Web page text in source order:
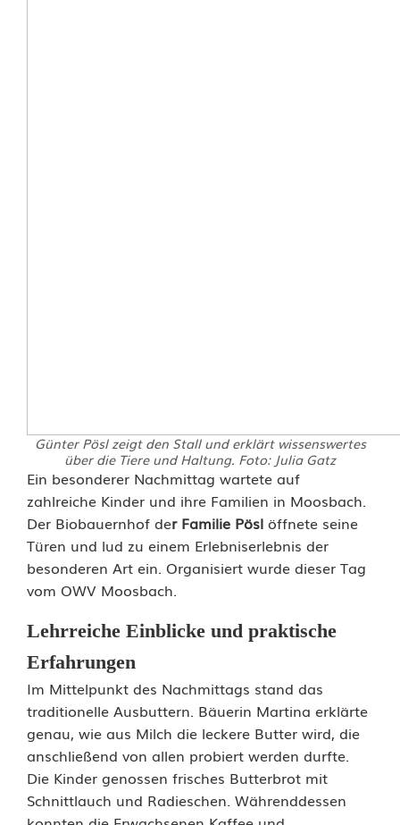
Günter Pösl zeigt den Stall und erklärt wissenswertes
über die Tiere und Haltung. Foto: Julia Gatz
B
u
t
t
e
r
s
e
l
b
Ein besonderer Nachmittag wartete auf
zahlreiche Kinder und ihre Familien in Moosbach.
Der Biobauernhof der Familie Pösl öffnete seine
Türen und lud zu einem Erlebniserlebnis der
besonderen Art ein. Organisiert wurde dieser Tag
vom OWV Moosbach.
Lehrreiche Einblicke und praktische
Erfahrungen
Im Mittelpunkt des Nachmittags stand das
traditionelle Ausbuttern. Bäuerin Martina erklärte
genau, wie aus Milch die leckere Butter wird, die
anschließend von allen probiert werden durfte.
Die Kinder genossen frisches Butterbrot mit
Schnittlauch und Radieschen. Währenddessen